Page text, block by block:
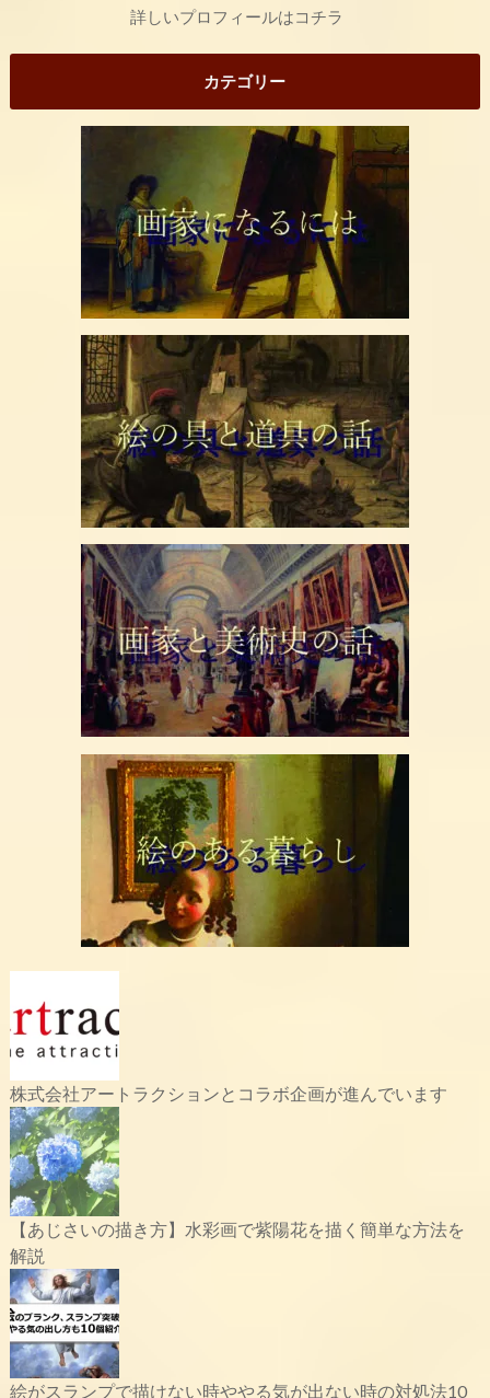
詳しいプロフィールはコチラ
カテゴリー
株式会社アートラクションとコラボ企画が進んでいます
【あじさいの描き方】水彩画で紫陽花を描く簡単な方法を
解説
絵がスランプで描けない時ややる気が出ない時の対処法10